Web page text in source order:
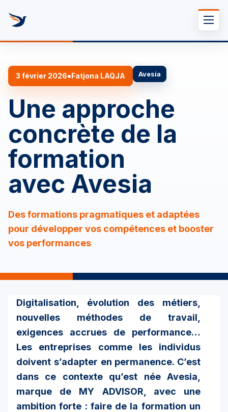
3 février 2026•Fatjona LAQJA Avesia
Une approche
concrète de la
formation
avec Avesia
Des formations pragmatiques et adaptées
pour développer vos compétences et booster
vos performances
Digitalisation, évolution des métiers,
nouvelles méthodes de travail,
exigences accrues de performance…
Les entreprises comme les individus
doivent s’adapter en permanence. C’est
dans ce contexte qu’est née Avesia
marque de MY ADVISOR , avec une
ambition forte : faire de la formation un